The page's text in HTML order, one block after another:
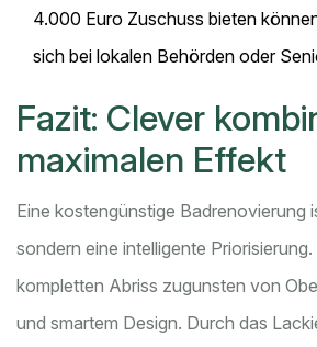
4.000 Euro Zuschuss bieten
sich bei lokalen Behörden oder
Fazit: Clever
maximalen Effekt
Eine kostengünstige Badrenovierung
sondern eine intelligente
kompletten Abriss zugunsten von
und smartem Design. Durch das